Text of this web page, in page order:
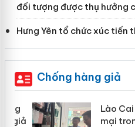
đối tượng được thụ hưởng
Hưng Yên tổ chức xúc tiến
Chống hàng giả
Lào Cai xử
mại trong